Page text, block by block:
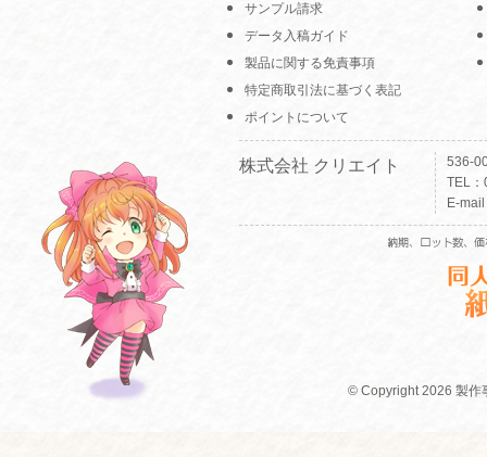
サンプル請求
データ入稿ガイド
製品に関する免責事項
特定商取引法に基づく表記
ポイントについて
株式会社 クリエイト
536-
TEL
E-
© Copyright 2026 製作